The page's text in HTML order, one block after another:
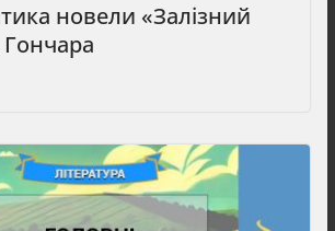
новели «Залізний
Гончара